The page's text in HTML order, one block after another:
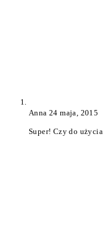
Anna 24 maja, 2015
Super! Czy do